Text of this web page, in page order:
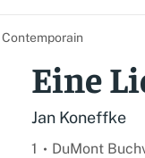
Contemporain
Eine
Jan Koneffke
1 DuMont